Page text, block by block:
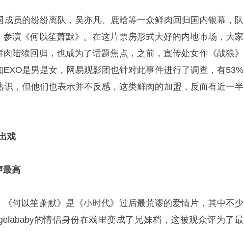
成员的纷纷离队，吴亦凡、鹿晗等一众鲜肉回归国内银幕，队
参演《何以笙萧默》。在这片票房形式大好的内地市场，大家
陆续回归，也成为了话题焦点，之前，宣传处女作《战狼》
是男是女，网易观影团也针对此事件进行了调查，有53%
识，但他们也表示并不反感，这类鲜肉的加盟，反而有近一半
戏
最高
何以笙萧默》是《小时代》过后最荒谬的爱情片，其中不少
的情侣身份在戏里变成了兄妹档，这被观众评为了最